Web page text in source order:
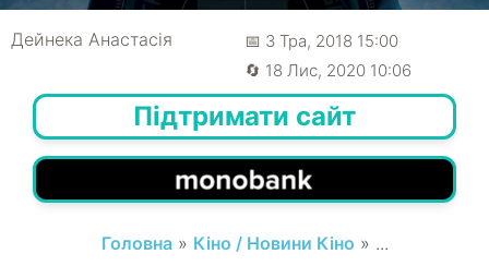
Дейнека Анастасiя
📅 3 Тра, 2018 15:00
🔄 18 Лис, 2020 10:06
Підтримати сайт
Головна» Кіно / Новини Кіно » ...